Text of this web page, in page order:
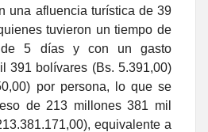
una afluencia turística de 39
tuvieron un tiempo de
de 5 días y con un gasto
391 bolívares (Bs. 5.391,00)
por persona, lo que se
de 213 millones 381 mil
equivalente a